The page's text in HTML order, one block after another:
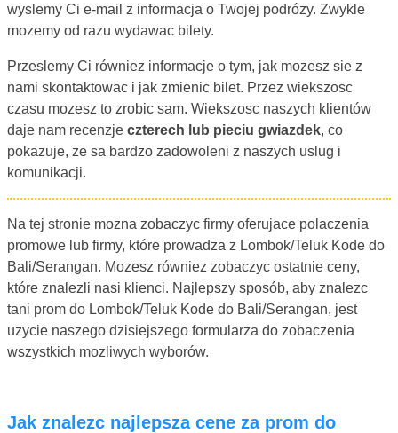
wyslemy Ci e-mail z informacja o Twojej podrózy. Zwykle
mozemy od razu wydawac bilety.
Przeslemy Ci równiez informacje o tym, jak mozesz sie z
nami skontaktowac i jak zmienic bilet. Przez wiekszosc
czasu mozesz to zrobic sam. Wiekszosc naszych klientów
daje nam recenzje czterech lub pieciu gwiazdek, co
pokazuje, ze sa bardzo zadowoleni z naszych uslug i
komunikacji.
Na tej stronie mozna zobaczyc firmy oferujace polaczenia
promowe lub firmy, które prowadza z Lombok/Teluk Kode do
Bali/Serangan. Mozesz równiez zobaczyc ostatnie ceny,
które znalezli nasi klienci. Najlepszy sposób, aby znalezc
tani prom do Lombok/Teluk Kode do Bali/Serangan, jest
uzycie naszego dzisiejszego formularza do zobaczenia
wszystkich mozliwych wyborów.
Jak znalezc najlepsza cene za prom do